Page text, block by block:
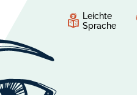
Leichte
Sprache